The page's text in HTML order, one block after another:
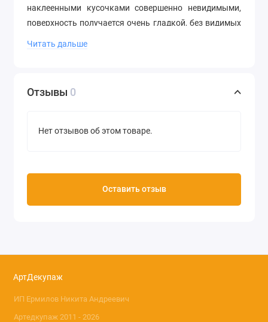
наклеенными кусочками совершенно невидимыми,
поверхность получается очень гладкой, без видимых
Читать дальше
Отзывы 0
Нет отзывов об этом товаре.
Оставить отзыв
АртДекупаж
ИП Ермилов Никита Андреевич
Артедкупаж 2011 - 2026